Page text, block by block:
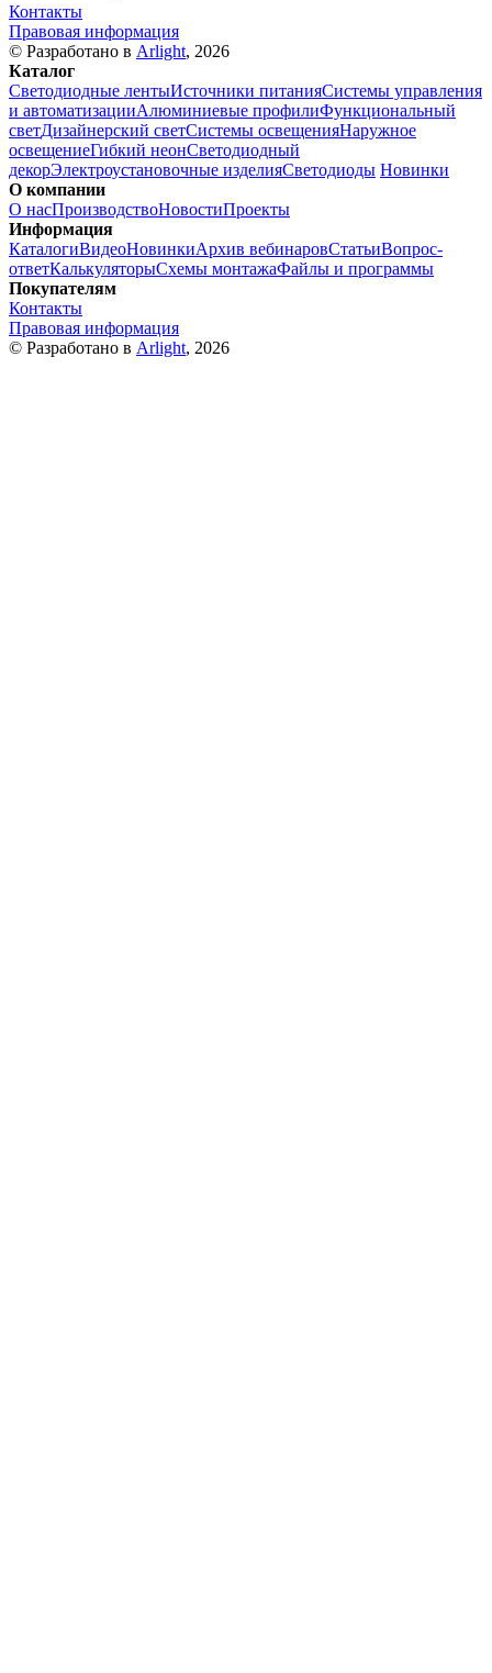
Контакты
Правовая информация
© Разработано в Arlight, 2026
Каталог
Светодиодные лентыИсточники питанияСистемы управления
и автоматизацииАлюминиевые профилиФункциональный
светДизайнерский светСистемы освещенияНаружное
освещениеГибкий неонСветодиодный
декорЭлектроустановочные изделияСветодиоды Новинки
О компании
О насПроизводствоНовостиПроекты
Информация
КаталогиВидеоНовинкиАрхив вебинаровСтатьиВопрос-
ответКалькуляторыСхемы монтажаФайлы и программы
Покупателям
Контакты
Правовая информация
© Разработано в Arlight, 2026